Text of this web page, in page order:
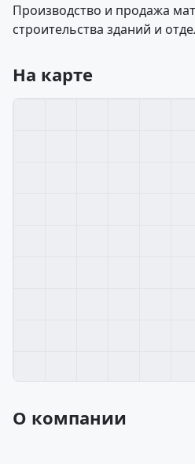
Производство и продажа
строительства зданий и
На карте
О компании